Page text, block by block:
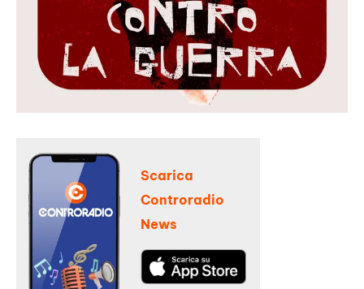
Scarica
Controradio
News